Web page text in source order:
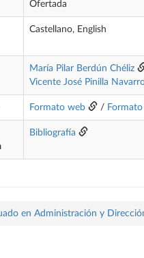
Ofertada
Castellano, English
María Pilar Berdún Chéliz
Vicente José Pinilla
Formato web /
Bibliografía
en Administración y